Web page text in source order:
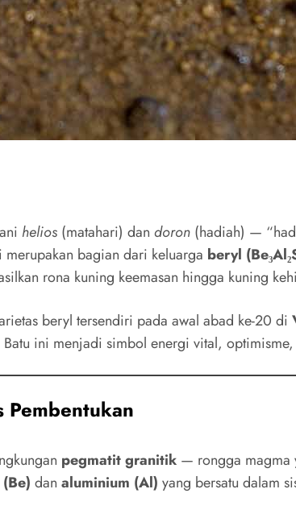
helios (matahari) dan doron (hadiah) —
bagian dari keluarga beryl
rona kuning keemasan hingga kuning
beryl tersendiri pada awal abad ke-20 di
Batu ini menjadi simbol energi vital,
pegmatit granitik — rongga magma
dan aluminium (Al) yang bersatu dalam